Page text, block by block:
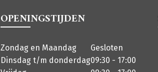
OPENINGSTIJDEN
Zondag en Maandag
Gesloten
Dinsdag t/m donderdag09:30 - 17:00